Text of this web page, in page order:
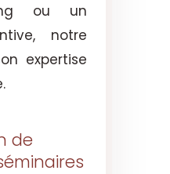
ou un
notre
expertise
de